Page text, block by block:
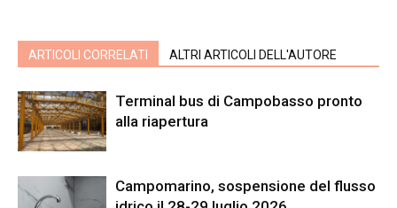
ARTICOLI CORRELATI ALTRI ARTICOLI DELL'AUTORE
Terminal bus di Campobasso pronto
alla riapertura
Campomarino, sospensione del flusso